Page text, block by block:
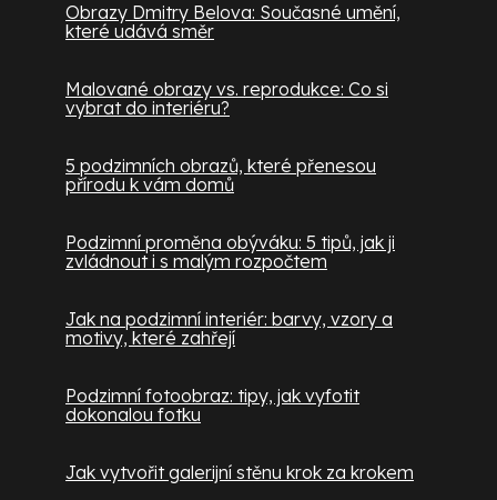
Obrazy Dmitry Belova: Současné umění,
které udává směr
Malované obrazy vs. reprodukce: Co si
vybrat do interiéru?
5 podzimních obrazů, které přenesou
přírodu k vám domů
Podzimní proměna obýváku: 5 tipů, jak ji
zvládnout i s malým rozpočtem
Jak na podzimní interiér: barvy, vzory a
motivy, které zahřejí
Podzimní fotoobraz: tipy, jak vyfotit
dokonalou fotku
Jak vytvořit galerijní stěnu krok za krokem